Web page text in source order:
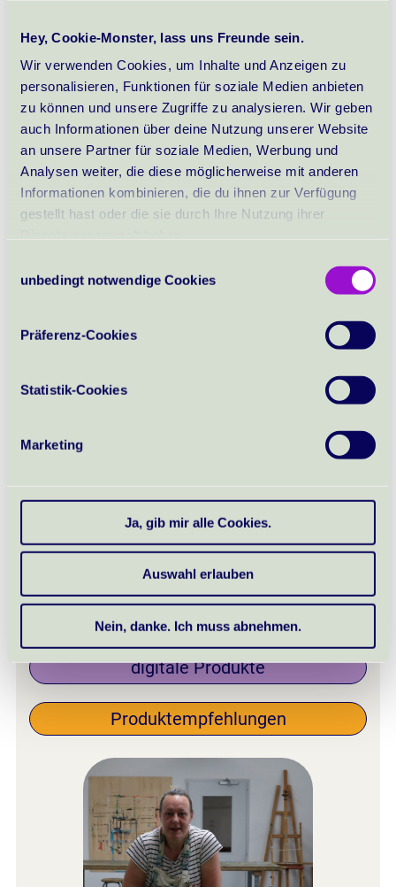
Hey, Cookie-Monster, lass uns Freunde sein.
Wir verwenden Cookies, um Inhalte und Anzeigen zu
personalisieren, Funktionen für soziale Medien anbieten
zu können und unsere Zugriffe zu analysieren. Wir geben
auch Informationen über deine Nutzung unserer Website
an unsere Partner für soziale Medien, Werbung und
Analysen weiter, die diese möglicherweise mit anderen
Informationen kombinieren, die du ihnen zur Verfügung
gestellt hast oder die sie durch Ihre Nutzung ihrer
Selection
unbedingt notwendige Cookies
Präferenz-Cookies
Statistik-Cookies
Marketing
Ja, gib mir alle Cookies.
Auswahl erlauben
Nein, danke. Ich muss abnehmen.
Mein Blog ist wie ein Atelier voller Inspirationen. Hier
kannst du stöbern, entdecken und Ideen sammeln.
Du suchst etwas Bestimmtes?
Hier kannst du meine Blogartikel durchsuchen.
🔎 Blog durchsuchen
Stöbere nach Themen:
Kreative Auszeiten & Inspirationen
Mein Business | Kreatives Arbeiten &
antjes-art
Rückblicke
Keramiken
digitale Produkte
Produktempfehlungen